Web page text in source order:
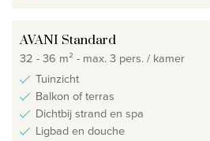
AVANI Standard
32 - 36 m² - max. 3 pers. / kamer
Tuinzicht
Balkon of terras
Dichtbij strand en spa
Ligbad en douche